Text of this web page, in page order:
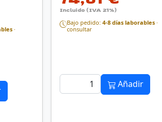
·
Incluido (IVA 21%)
Bajo pedido: 4-8 días laborables ·
consultar
Añadir